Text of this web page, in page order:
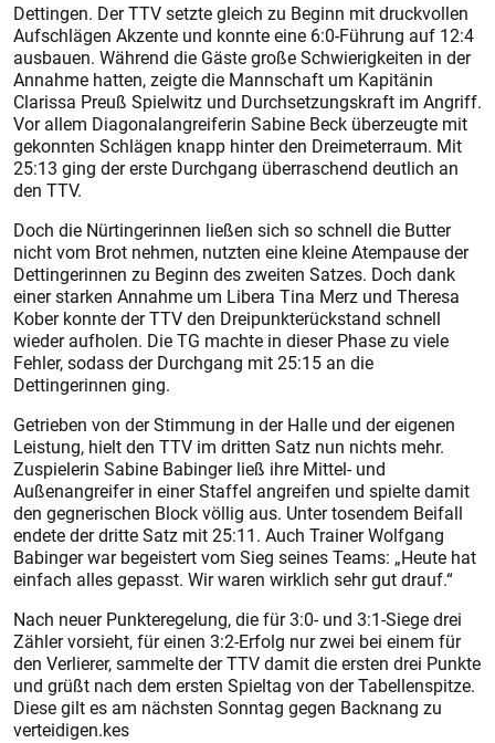
Dettingen. Der TTV setzte gleich zu Beginn mit druckvollen
Aufschlägen Akzente und konnte eine 6:0-Führung auf 12:4
ausbauen. Während die Gäste große Schwierigkeiten in der
Annahme hatten, zeigte die Mannschaft um Kapitänin
Clarissa Preuß Spielwitz und Durchsetzungskraft im Angriff.
Vor allem Diagonalangreiferin Sabine Beck überzeugte mit
gekonnten Schlägen knapp hinter den Dreimeterraum. Mit
25:13 ging der erste Durchgang überraschend deutlich an
den TTV.
Doch die Nürtingerinnen ließen sich so schnell die Butter
nicht vom Brot nehmen, nutzten eine kleine Atempause der
Dettingerinnen zu Beginn des zweiten Satzes. Doch dank
einer starken Annahme um Libera Tina Merz und Theresa
Kober konnte der TTV den Dreipunkterückstand schnell
wieder aufholen. Die TG machte in dieser Phase zu viele
Fehler, sodass der Durchgang mit 25:15 an die
Dettingerinnen ging.
Getrieben von der Stimmung in der Halle und der eigenen
Leistung, hielt den TTV im dritten Satz nun nichts mehr.
Zuspielerin Sabine Babinger ließ ihre Mittel- und
Außenangreifer in einer Staffel angreifen und spielte damit
den gegnerischen Block völlig aus. Unter tosendem Beifall
endete der dritte Satz mit 25:11. Auch Trainer Wolfgang
Babinger war begeistert vom Sieg seines Teams: „Heute hat
einfach alles gepasst. Wir waren wirklich sehr gut drauf.“
Nach neuer Punkteregelung, die für 3:0- und 3:1-Siege drei
Zähler vorsieht, für einen 3:2-Erfolg nur zwei bei einem für
den Verlierer, sammelte der TTV damit die ersten drei Punkte
und grüßt nach dem ersten Spieltag von der Tabellenspitze.
Diese gilt es am nächsten Sonntag gegen Backnang zu
verteidigen.kes